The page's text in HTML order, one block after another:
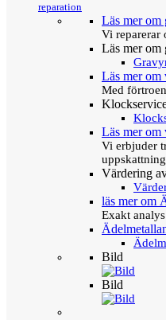
reparation
Läs mer om
Vi reparerar
Läs mer om
Läs mer om
Med
Läs mer
Vi erbjuder
Värdering
läs mer om
Exakt
Bild
Bild